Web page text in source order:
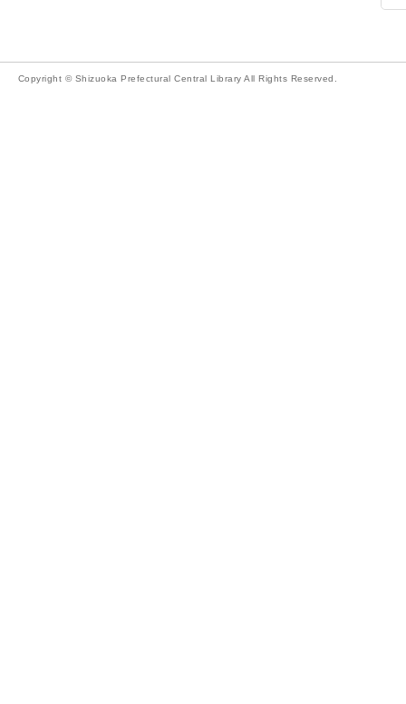
Copyright © Shizuoka Prefectural Central Library All Rights Reserved.